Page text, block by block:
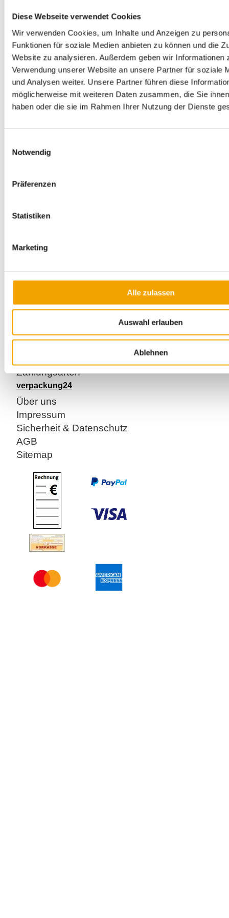
Diese Webseite verwendet Cookies
Wir verwenden Cookies, um Inhalte und Anzeigen zu
Funktionen für soziale Medien anbieten zu können und die
Website zu analysieren. Außerdem geben wir Informationen
Verwendung unserer Website an unsere Partner für soziale
und Analysen weiter. Unsere Partner führen diese
möglicherweise mit weiteren Daten zusammen, die Sie
haben oder die sie im Rahmen Ihrer Nutzung der Dienste
Notwendig
Präferenzen
Statistiken
Marketing
Alle zulassen
Auswahl erlauben
Ablehnen
Außenmaß: 730 x 115 x 115 mm
mit doppeltem SK-Verschluss
mit Selbstklebeverschluss und Aufreißfaden
VPE: 10 Stück / Palettenstückzahl: 960 Stück
Alternativ auf Anfrage auch in geringfügig abweichendem Maß in weiß
erhältlich.
Kundenservice
Registrieren
Zahlungsarten
verpackung24
Über uns
Impressum
Sicherheit & Datenschutz
AGB
Sitemap